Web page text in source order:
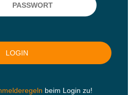
beim Login zu!